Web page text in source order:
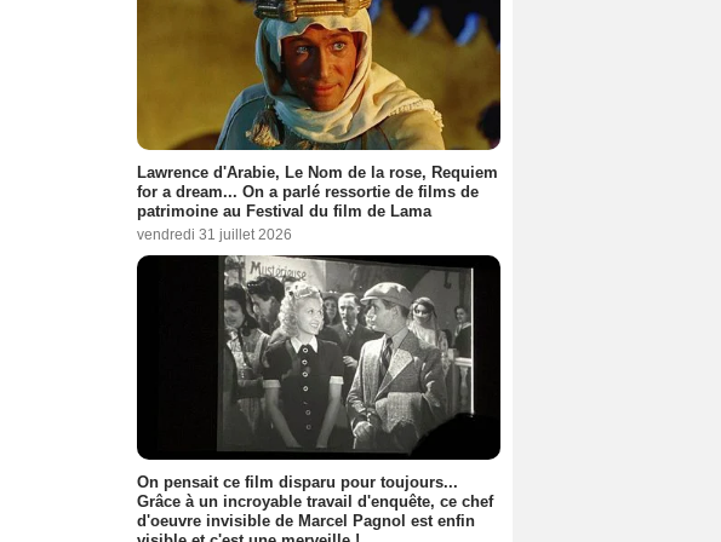
Lawrence d'Arabie, Le Nom de la rose, Requiem
for a dream... On a parlé ressortie de films de
patrimoine au Festival du film de Lama
vendredi 31 juillet 2026
On pensait ce film disparu pour toujours...
Grâce à un incroyable travail d'enquête, ce chef
d'oeuvre invisible de Marcel Pagnol est enfin